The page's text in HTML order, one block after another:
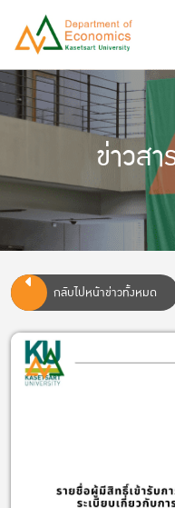
ข่าวส
กลับไปหน้าข่าวทั้งหมด